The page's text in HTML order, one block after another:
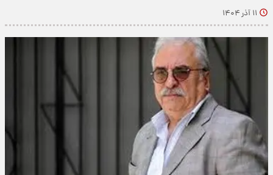
۱۱ آذر ۱۴۰۴